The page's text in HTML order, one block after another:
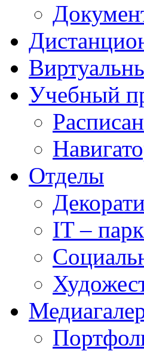
Учебный
Отделы
IT –